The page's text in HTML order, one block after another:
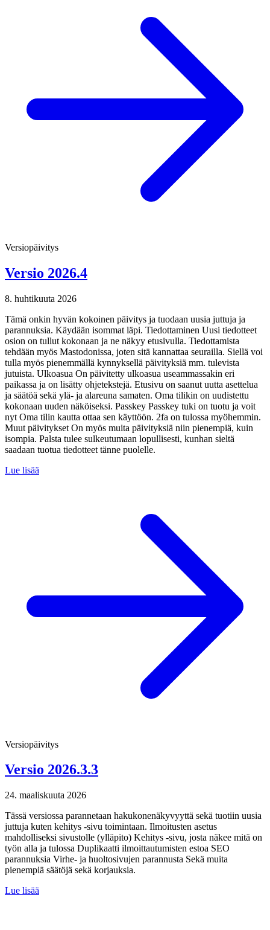
Versiopäivitys
Versio 2026.4
8. huhtikuuta 2026
Tämä onkin hyvän kokoinen päivitys ja tuodaan uusia juttuja ja
parannuksia. Käydään isommat läpi. Tiedottaminen Uusi tiedotteet
osion on tullut kokonaan ja ne näkyy etusivulla. Tiedottamista
tehdään myös Mastodonissa, joten sitä kannattaa seurailla. Siellä voi
tulla myös pienemmällä kynnyksellä päivityksiä mm. tulevista
jutuista. Ulkoasua On päivitetty ulkoasua useammassakin eri
paikassa ja on lisätty ohjetekstejä. Etusivu on saanut uutta asettelua
ja säätöä sekä ylä- ja alareuna samaten. Oma tilikin on uudistettu
kokonaan uuden näköiseksi. Passkey Passkey tuki on tuotu ja voit
nyt Oma tilin kautta ottaa sen käyttöön. 2fa on tulossa myöhemmin.
Muut päivitykset On myös muita päivityksiä niin pienempiä, kuin
isompia. Palsta tulee sulkeutumaan lopullisesti, kunhan sieltä
saadaan tuotua tiedotteet tänne puolelle.
Lue lisää
Versiopäivitys
Versio 2026.3.3
24. maaliskuuta 2026
Tässä versiossa parannetaan hakukonenäkyvyyttä sekä tuotiin uusia
juttuja kuten kehitys -sivu toimintaan. Ilmoitusten asetus
mahdolliseksi sivustolle (ylläpito) Kehitys -sivu, josta näkee mitä on
työn alla ja tulossa Duplikaatti ilmoittautumisten estoa SEO
parannuksia Virhe- ja huoltosivujen parannusta Sekä muita
pienempiä säätöjä sekä korjauksia.
Lue lisää